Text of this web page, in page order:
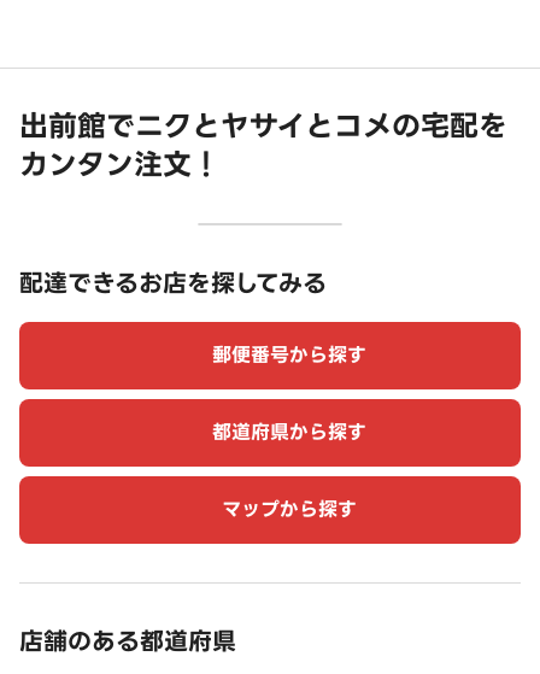
出前館でニクとヤサイとコメの宅配を
カンタン注文！
配達できるお店を探してみる
郵便番号から探す
都道府県から探す
マップから探す
店舗のある都道府県